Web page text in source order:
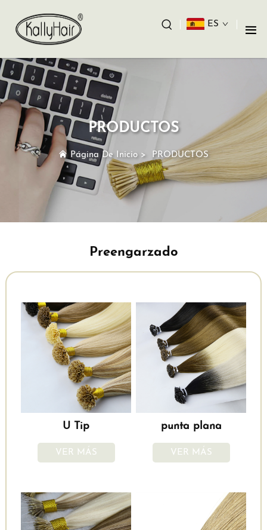
ES
PRODUCTOS
Página De Inicio > PRODUCTOS
Preengarzado
U Tip
VER MÁS
punta plana
VER MÁS